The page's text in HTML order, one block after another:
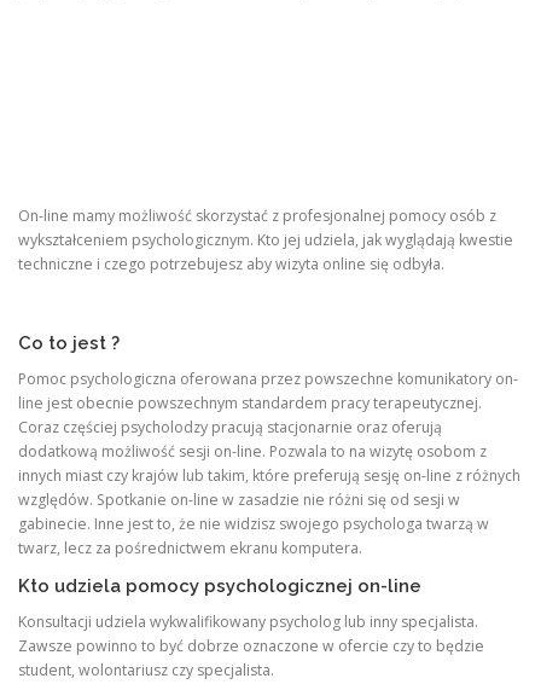
On-line mamy możliwość skorzystać z profesjonalnej pomocy osób z
wykształceniem psychologicznym. Kto jej udziela, jak wyglądają kwestie
techniczne i czego potrzebujesz aby wizyta online się odbyła.
Co to jest ?
Pomoc psychologiczna oferowana przez powszechne komunikatory on-
line jest obecnie powszechnym standardem pracy terapeutycznej.
Coraz częściej psycholodzy pracują stacjonarnie oraz oferują
dodatkową możliwość sesji on-line. Pozwala to na wizytę osobom z
innych miast czy krajów lub takim, które preferują sesję on-line z różnych
względów. Spotkanie on-line w zasadzie nie różni się od sesji w
gabinecie. Inne jest to, że nie widzisz swojego psychologa twarzą w
twarz, lecz za pośrednictwem ekranu komputera.
Kto udziela pomocy psychologicznej on-line
Konsultacji udziela wykwalifikowany psycholog lub inny specjalista.
Zawsze powinno to być dobrze oznaczone w ofercie czy to będzie
student, wolontariusz czy specjalista.